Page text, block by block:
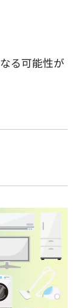
る可能性が